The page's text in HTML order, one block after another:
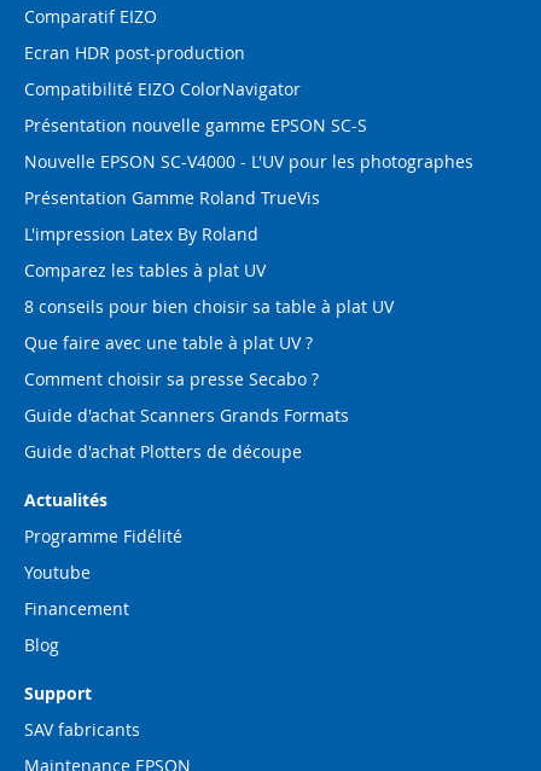
Comparatif EIZO
Ecran HDR post-production
Compatibilité EIZO ColorNavigator
Présentation nouvelle gamme EPSON SC-S
Nouvelle EPSON SC-V4000 - L'UV pour les photographes
Présentation Gamme Roland TrueVis
L'impression Latex By Roland
Comparez les tables à plat UV
8 conseils pour bien choisir sa table à plat UV
Que faire avec une table à plat UV ?
Comment choisir sa presse Secabo ?
Guide d'achat Scanners Grands Formats
Guide d'achat Plotters de découpe
Actualités
Programme Fidélité
Youtube
Financement
Blog
Support
SAV fabricants
Maintenance EPSON